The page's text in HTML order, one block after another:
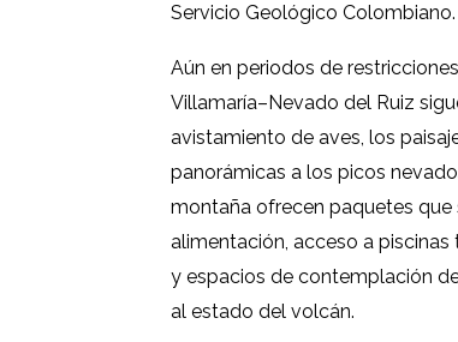
Servicio Geológico Colombiano.
Aún en periodos de
Villamaría–Nevado del Ruiz
avistamiento de aves, los
panorámicas a los picos
montaña ofrecen paquetes que
alimentación, acceso a
y espacios de contemplación
al estado del volcán.